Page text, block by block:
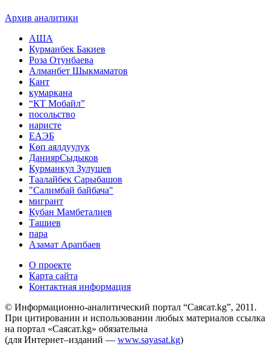
Архив аналитики
АША
Курманбек Бакиев
Роза Отунбаева
Алманбет Шыкмаматов
Кант
кумаркана
“КТ Мобайл”
посольство
наристе
ЕАЭБ
Көп аялдуулук
ДаниярСыдыков
Курманкул Зулушев
Таалайбек Сарыбашов
"Салимбай байбача"
мигрант
Кубан Мамбеталиев
Ташиев
пара
Азамат Арапбаев
О проекте
Карта сайта
Контактная информация
© Информационно-аналитический портал “Саясат.kg”, 2011.
При цитировании и использовании любых материалов ссылка
на портал «Саясат.kg» обязательна
(для Интернет–изданий — www.sayasat.kg)